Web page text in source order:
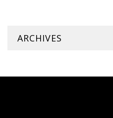
ARCHIVES